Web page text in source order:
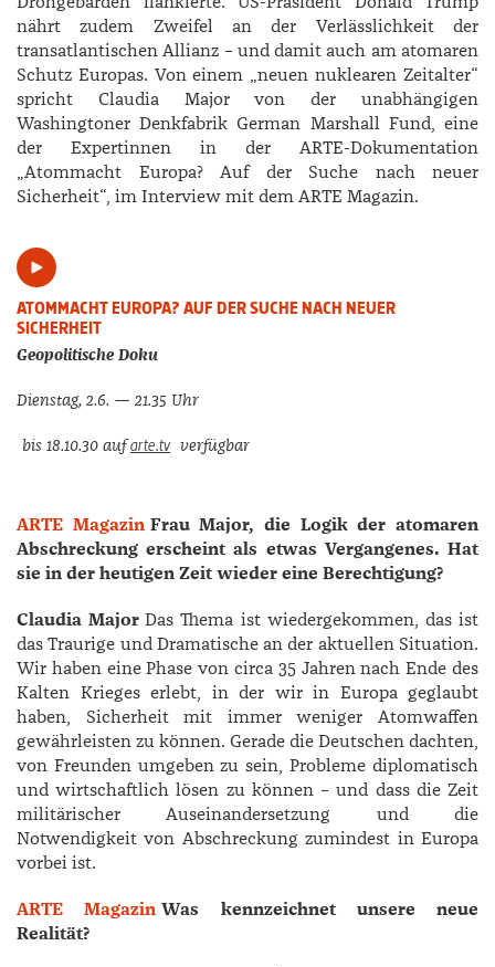
nährt zudem Zweifel an der Verlässlichkeit der
transatlantischen Allianz – und damit auch am atomaren
Schutz Europas. Von einem „neuen nuklearen Zeitalter“
spricht ­Claudia ­Major von der unabhängigen
Washingtoner Denkfabrik ­German ­Marshall Fund, eine
der Expertinnen in der ARTE-Dokumentation
„Atommacht Europa? Auf der Suche nach neuer
Sicherheit“, im Interview mit dem ARTE Magazin.
ATOMMACHT EUROPA? AUF DER SUCHE NACH NEUER
SICHERHEIT
Geopolitische Doku
Dienstag, 2.6. — 21.35 Uhr
bis 18.10.30 aufarte.tv verfügbar
ARTE Magazin Frau Major, die Logik der atomaren
Abschreckung erscheint als etwas Vergangenes. Hat
sie in der heutigen Zeit wieder eine Berechtigung?
Claudia MajorDas Thema ist wiedergekommen, das ist
das Traurige und Dramatische an der aktuellen Situation.
Wir haben eine Phase von circa 35 Jahren nach Ende des
Kalten Krieges erlebt, in der wir in Europa geglaubt
haben, Sicherheit mit immer weniger Atomwaffen
gewährleisten zu können. Gerade die Deutschen dachten,
von Freunden umgeben zu sein, Probleme diplomatisch
und wirtschaftlich lösen zu können – und dass die Zeit
militärischer Auseinandersetzung und die
Notwendigkeit von Abschreckung zumindest in Europa
vorbei ist.
ARTE Magazin Was kennzeichnet unsere neue
Realität?